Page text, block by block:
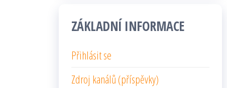
ZÁKLADNÍ INFORMACE
Přihlásit se
Zdroj kanálů (příspěvky)